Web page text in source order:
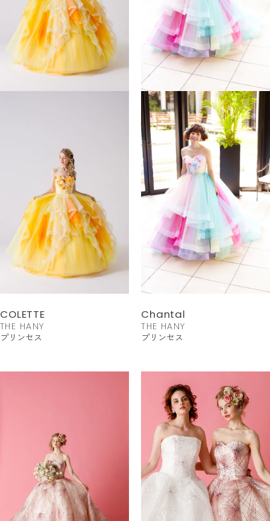
COLETTE
THE HANY
プリンセス
Chantal
THE HANY
プリンセス